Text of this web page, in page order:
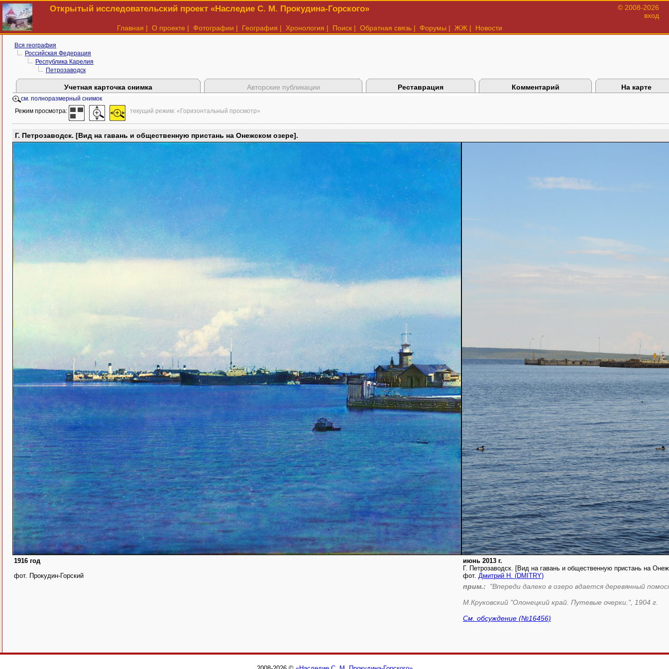
Открытый исследовательский проект «Наследие С. М. Прокудина-Горского»
© 2008-2026
вход
Главная | О проекте | Фотографии | География | Хронология | Поиск | Обратная связь | Форумы | ЖЖ | Новости
Вся география
Российская Федерация
Республика Карелия
Петрозаводск
Учетная карточка снимка Авторские публикации Реставрация Комментарий На карте
см. полноразмерный снимок
Режим просмотра: текущий режим: «Горизонтальный просмотр»
Г. Петрозаводск. [Вид на гавань и общественную пристань на Онежском озере].
1916 год
фот. Прокудин-Горский
июнь 2013 г.
Г. Петрозаводск. [Вид на гавань и общественную пристань на
фот. Дмитрий Н. (DMITRY)
прим.: "Впереди далеко в озеро вдается деревянный
М.Круковский "Олонецкий край. Путевые очерки.", 1904 г.
См. обсуждение (№16456)